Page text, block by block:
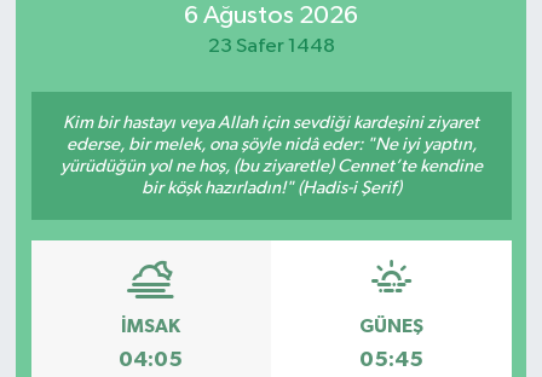
6 Ağustos 2026
23 Safer 1448
Kim bir hastayı veya Allah için sevdiği kardeşini ziyaret
ederse, bir melek, ona şöyle nidâ eder: "Ne iyi yaptın,
yürüdüğün yol ne hoş, (bu ziyaretle) Cennet’te kendine
bir köşk hazırladın!" (Hadis-i Şerif)
İMSAK
04:05
GÜNEŞ
05:45
ŞİRKET PANO
YAŞAM